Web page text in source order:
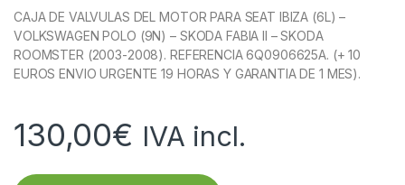
CAJA DE VALVULAS DEL MOTOR PARA SEAT IBIZA (6L) –
VOLKSWAGEN POLO (9N) – SKODA FABIA II – SKODA
ROOMSTER (2003-2008). REFERENCIA 6Q0906625A. (+ 10
EUROS ENVIO URGENTE 19 HORAS Y GARANTIA DE 1 MES).
130,00€ IVA incl.